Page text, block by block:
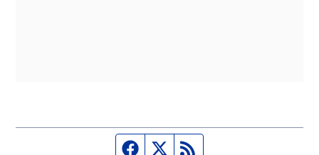
Página de Facebook
Fuente Twitter